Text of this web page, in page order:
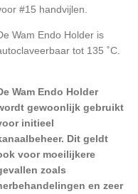
#15 handvijlen.
Wam Endo Holder is
tot 135 ˚C.
Wam Endo Holder
gewoonlijk gebruikt
initieel
Dit geldt
voor moeilijkere
zoals
en zeer